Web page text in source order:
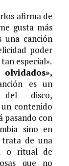
afirma de
gusta más
una canción
poder
especial».
es un
del disco,
contenido
pasando con
sino en
trata de una
o ritual de
que no